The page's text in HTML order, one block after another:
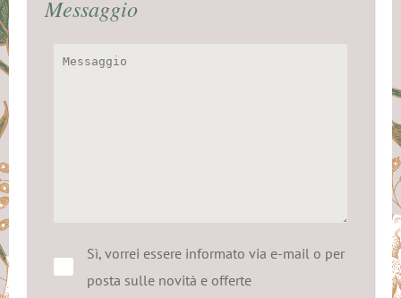
Messaggio
Sì, vorrei essere informato via e-mail o per
posta sulle novità e offerte